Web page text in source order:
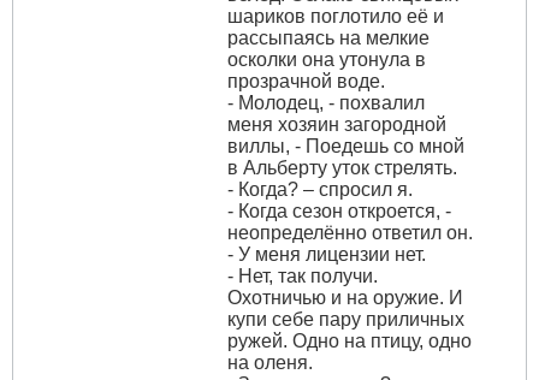
шариков поглотило её и
рассыпаясь на мелкие
осколки она утонула в
прозрачной воде.
- Молодец, - похвалил
меня хозяин загородной
виллы, - Поедешь со мной
в Альберту уток стрелять.
- Когда? – спросил я.
- Когда сезон откроется, -
неопределённо ответил он.
- У меня лицензии нет.
- Нет, так получи.
Охотничью и на оружие. И
купи себе пару приличных
ружей. Одно на птицу, одно
на оленя.